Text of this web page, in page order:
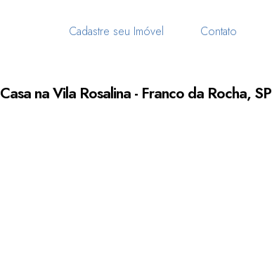
Cadastre seu Imóvel Contato
Casa na Vila Rosalina - Franco da Rocha, SP